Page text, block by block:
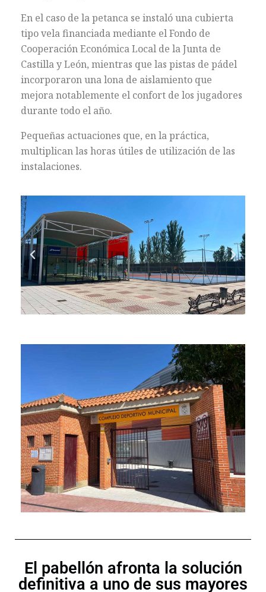
En el caso de la petanca se instaló una cubierta
tipo vela financiada mediante el Fondo de
Cooperación Económica Local de la Junta de
Castilla y León, mientras que las pistas de pádel
incorporaron una lona de aislamiento que
mejora notablemente el confort de los jugadores
durante todo el año.
Pequeñas actuaciones que, en la práctica,
multiplican las horas útiles de utilización de las
instalaciones.
El pabellón afronta la solución
definitiva a uno de sus mayores